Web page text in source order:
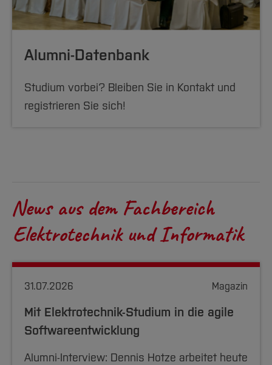
Alumni-Datenbank
Studium vorbei? Bleiben Sie in Kontakt und
registrieren Sie sich!
News aus dem Fachbereich
Elektrotechnik und Informatik
31.07.2026 Magazin
Mit Elektrotechnik-Studium in die agile
Softwareentwicklung
Alumni-Interview: Dennis Hotze arbeitet heute